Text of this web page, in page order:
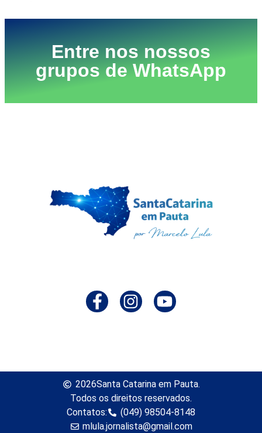
Entre nos nossos
grupos de WhatsApp
2026Santa Catarina em Pauta.
Todos os direitos reservados.
Contatos:
(049) 98504-8148
mlula.jornalista@gmail.com